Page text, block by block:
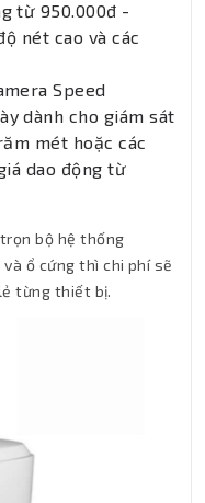
từ 950.000đ -
nét cao và các
Speed
dành cho giám sát
mét hoặc các
dao động từ
bộ hệ thống
ổ cứng thì chi phí sẽ
từng thiết bị.